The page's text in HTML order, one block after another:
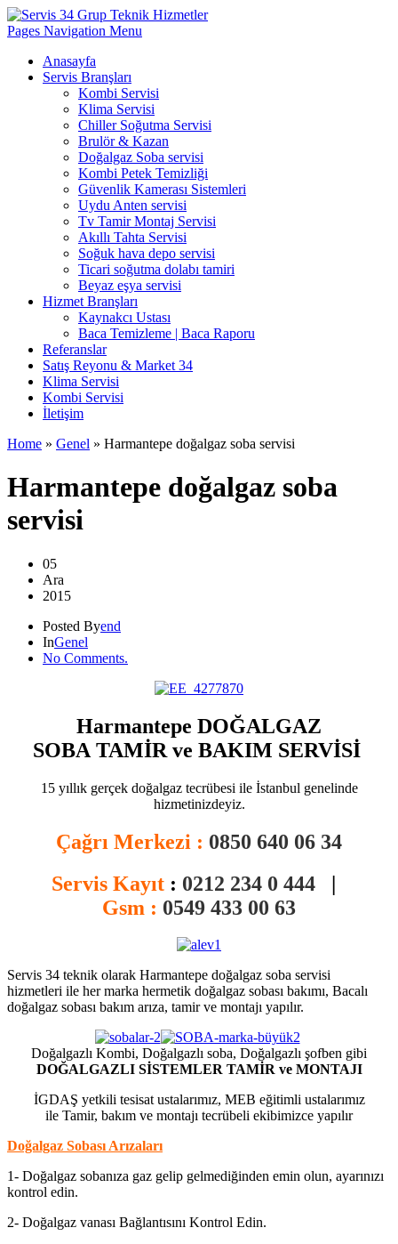
Pages Navigation Menu
Anasayfa
Servis Branşları
Kombi Servisi
Klima Servisi
Chiller Soğutma Servisi
Brulör & Kazan
Doğalgaz Soba servisi
Kombi Petek Temizliği
Güvenlik Kamerası Sistemleri
Uydu Anten servisi
Tv Tamir Montaj Servisi
Akıllı Tahta Servisi
Soğuk hava depo servisi
Ticari soğutma dolabı tamiri
Beyaz eşya servisi
Hizmet Branşları
Kaynakcı Ustası
Baca Temizleme | Baca Raporu
Referanslar
Satış Reyonu & Market 34
Klima Servisi
Kombi Servisi
İletişim
Home » Genel » Harmantepe doğalgaz soba servisi
Harmantepe doğalgaz soba
servisi
05
Ara
2015
Posted Byend
InGenel
No Comments.
Harmantepe DOĞALGAZ
SOBA TAMİR ve BAKIM SERVİSİ
15 yıllık gerçek doğalgaz tecrübesi ile İstanbul genelinde
hizmetinizdeyiz.
Çağrı Merkezi : 0850 640 06 34
Servis Kayıt : 0212 234 0 444
|
Gsm : 0549 433 00 63
Servis 34 teknik olarak Harmantepe doğalgaz soba servisi
hizmetleri ile her marka hermetik doğalgaz sobası bakımı, Bacalı
doğalgaz sobası bakım arıza, tamir ve montajı yapılır.
Doğalgazlı Kombi, Doğalgazlı soba, Doğalgazlı şofben gibi
DOĞALGAZLI SİSTEMLER TAMİR ve MONTAJI
İGDAŞ yetkili tesisat ustalarımız, MEB eğitimli ustalarımız
ile Tamir, bakım ve montajı tecrübeli ekibimizce yapılır
Doğalgaz Sobası Arızaları
1- Doğalgaz sobanıza gaz gelip gelmediğinden emin olun, ayarınızı
kontrol edin.
2- Doğalgaz vanası Bağlantısını Kontrol Edin.